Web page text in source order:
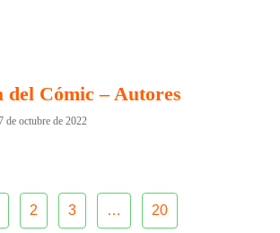
Cómic – Autores
de octubre de 2022
2 3 … 20